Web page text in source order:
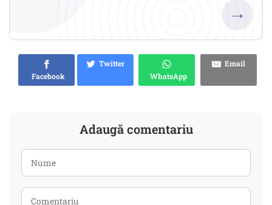
→
Facebook
Twitter
WhatsApp
Email
Adaugă comentariu